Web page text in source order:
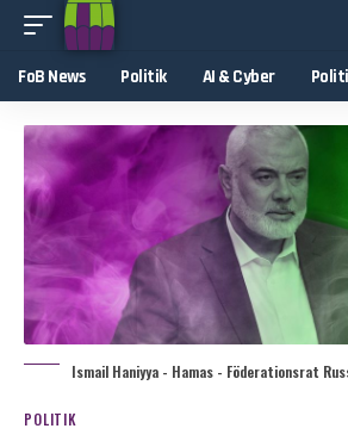
FoB News Politik AI & Cyber
Ismail Haniyya - Hamas - Föderationsrat
POLITIK